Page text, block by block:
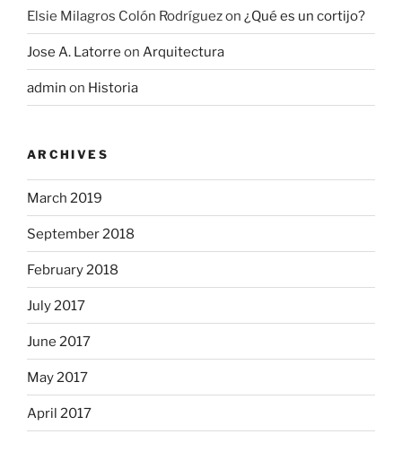
Elsie Milagros Colón Rodríguezon ¿Qué es un cortijo?
Jose A. Latorre on Arquitectura
admin on Historia
ARCHIVES
March 2019
September 2018
February 2018
July 2017
June 2017
May 2017
April 2017